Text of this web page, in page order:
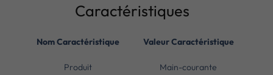
Caractéristiques
Nom Caractéristique Valeur Caractéristique
Produit Main-courante